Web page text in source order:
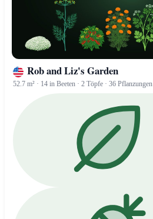
Rob and Liz's Garden
52.7 m² · 14 in Beeten · 2 Töpfe · 36 Pflanzungen